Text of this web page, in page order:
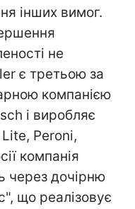
інших вимог.
не
є третьою за
компанією
і виробляє
Peroni,
компанія
через дочірню
що реалізовує